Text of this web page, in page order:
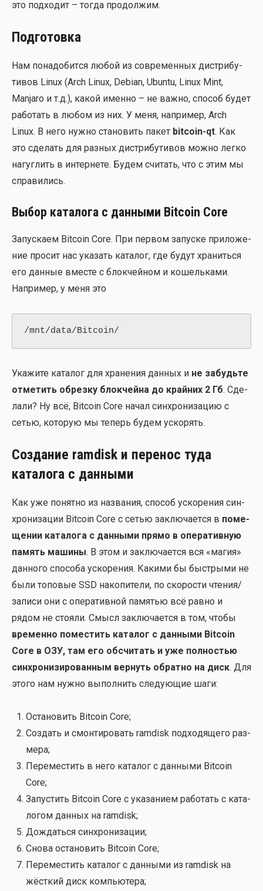
это под­хо­дит – тогда про­дол­жим.
Подготовка
Нам пона­до­бит­ся любой из совре­мен­ных дис­три­бу­
ти­вов Linux (Arch Linux, Debian, Ubuntu, Linux Mint,
Manjaro и т.д.), какой имен­но – не важ­но, спо­соб будет
рабо­тать в любом из них. У меня, напри­мер, Arch
Linux. В него нуж­но ста­но­вить пакет bitcoin-qt. Как
это сде­лать для раз­ных дис­три­бу­ти­вов мож­но лег­ко
нагуг­лить в интер­не­те. Будем счи­тать, что с этим мы
спра­ви­лись.
Выбор каталога с данными Bitcoin Core
Запус­ка­ем Bitcoin Core. При пер­вом запус­ке при­ло­же­
ние про­сит нас ука­зать ката­лог, где будут хра­нить­ся
его дан­ные вме­сте с блок­чей­ном и кошель­ка­ми.
Напри­мер, у меня это
/mnt/data/Bitcoin/
Ука­жи­те ката­лог для хра­не­ния дан­ных и не забудь­те
отме­тить обрез­ку блок­чей­на до край­них 2 Гб. Сде­
ла­ли? Ну всё, Bitcoin Core начал син­хро­ни­за­цию с
сетью, кото­рую мы теперь будем уско­рять.
Создание ramdisk и перенос туда
каталога с данными
Как уже понят­но из назва­ния, спо­соб уско­ре­ния син­
хро­ни­за­ции Bitcoin Core с сетью заклю­ча­ет­ся в поме­
ще­нии ката­ло­га с дан­ны­ми пря­мо в опе­ра­тив­ную
память маши­ны. В этом и заклю­ча­ет­ся вся «магия»
дан­но­го спо­со­ба уско­ре­ния. Каки­ми бы быст­ры­ми не
были топо­вые SSD нако­пи­те­ли, по ско­ро­сти чтения/
записи они с опе­ра­тив­ной памя­тью всё рав­но и
рядом не сто­я­ли. Смысл заклю­ча­ет­ся в том, что­бы
вре­мен­но поме­стить ката­лог с дан­ны­ми Bitcoin
Core в ОЗУ, там его обсчи­тать и уже пол­но­стью
син­хро­ни­зи­ро­ван­ным вер­нуть обрат­но на диск. Для
это­го нам нуж­но выпол­нить сле­ду­ю­щие шаги:
Оста­но­вить Bitcoin Core;
Создать и смон­ти­ро­вать ramdisk под­хо­дя­ще­го раз­
ме­ра;
Пере­ме­стить в него ката­лог с дан­ны­ми Bitcoin
Core;
Запу­стить Bitcoin Core с ука­за­ни­ем рабо­тать с ката­
ло­гом дан­ных на ramdisk;
Дождать­ся син­хро­ни­за­ции;
Сно­ва оста­но­вить Bitcoin Core;
Пере­ме­стить ката­лог с дан­ны­ми из ramdisk на
жёст­кий диск ком­пью­те­ра;